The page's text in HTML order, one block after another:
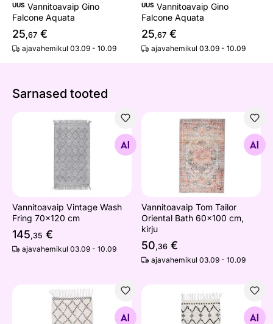
UUS Vannitoavaip Gino
Falcone Aquata
25,67 €
ajavahemikul 03.09 - 10.09
UUS Vannitoavaip Gino
Falcone Aquata
25,67 €
ajavahemikul 03.09 - 10.09
Sarnased tooted
Vannitoavaip Vintage Wash Fring 70x120 cm
Otsi sarnaseid
Vannitoavaip Vintage Wash
Fring 70x120 cm
145,35 €
ajavahemikul 03.09 - 10.09
Vannitoavaip Tom Tailor
Otsi sarnaseid
Vannitoavaip Tom Tailor
Oriental Bath 60x100 cm,
kirju
50,36 €
ajavahemikul 03.09 - 10.09
Vannitoavaip Tom Tailor Ethno Bath Ben 60x100 cm,
Otsi sarnaseid
Vannitoavaip Ethno Bath
Otsi sarnaseid